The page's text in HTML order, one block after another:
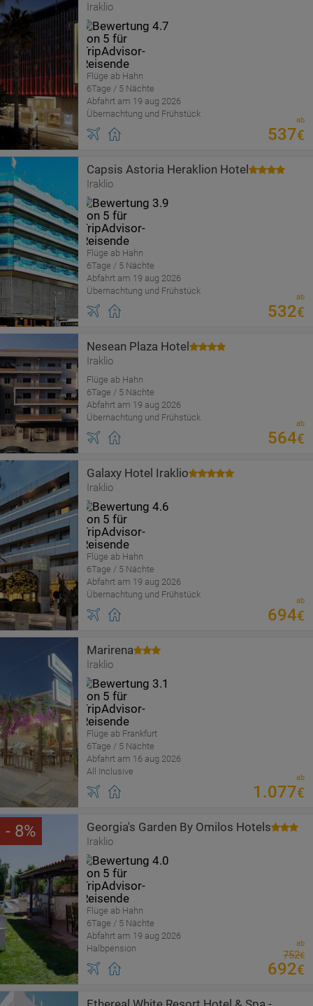
Iraklio
Flüge ab Hahn
6Tage / 5 Nächte
Abfahrt am 19 aug 2026
Übernachtung und Frühstück
ab
537€
Capsis Astoria Heraklion Hotel
Iraklio
Flüge ab Hahn
6Tage / 5 Nächte
Abfahrt am 19 aug 2026
Übernachtung und Frühstück
ab
532€
Nesean Plaza Hotel
Iraklio
Flüge ab Hahn
6Tage / 5 Nächte
Abfahrt am 19 aug 2026
Übernachtung und Frühstück
ab
564€
Galaxy Hotel Iraklio
Iraklio
Flüge ab Hahn
6Tage / 5 Nächte
Abfahrt am 19 aug 2026
Übernachtung und Frühstück
ab
694€
Marirena
Iraklio
Flüge ab Frankfurt
6Tage / 5 Nächte
Abfahrt am 16 aug 2026
All Inclusive
ab
1 .077€
8 Georgia's Garden By Omilos Hotels
Iraklio
Flüge ab Hahn
6Tage / 5 Nächte
Abfahrt am 19 aug 2026
Halbpension
ab
752€
692€